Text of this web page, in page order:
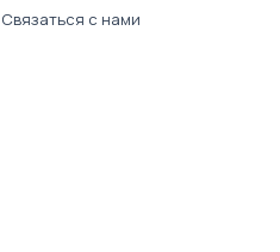
Связаться с нами